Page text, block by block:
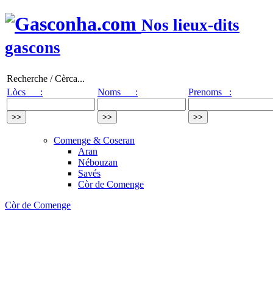
Nos lieux-dits
gascons
Recherche / Cèrca...
Lòcs :
Noms : Prenoms :
Comenge & Coseran
Aran
Nébouzan
Savés
Còr de Comenge
Còr de Comenge